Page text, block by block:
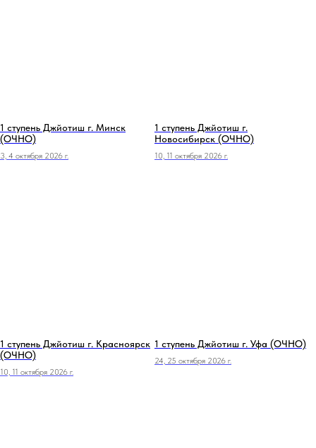
1 ступень Джйотиш г. Минск
(ОЧНО)
3, 4 октября 2026 г.
1 ступень Джйотиш г.
Новосибирск (ОЧНО)
10, 11 октября 2026 г.
1 ступень Джйотиш г. Красноярск
(ОЧНО)
10, 11 октября 2026 г.
1 ступень Джйотиш г. Уфа (ОЧНО)
24, 25 октября 2026 г.